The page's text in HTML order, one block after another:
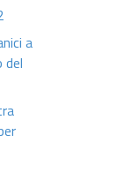
a
del